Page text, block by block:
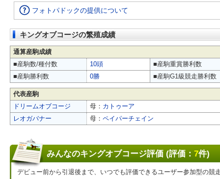
フォトパドックの提供について
キングオブコージの繁殖成績
通算産駒成績
■産駒数/種付数
10頭
■産駒重賞勝利数
■産駒勝利数
0勝 ■産駒G1級競走勝利数
代表産駒
ドリームオブコージ
母： カトゥーア
レオガバナー
母： ペイパーチェイン
みんなのキングオブコージ評価 (評価： 7件)
デビュー前から引退後まで、いつでも評価できるユーザー参加型の競